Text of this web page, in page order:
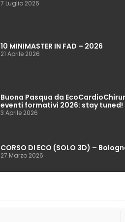
7 Luglio 2026
10 MINIMASTER IN FAD – 2026
21 Aprile 2026
Buona Pasqua da
eventi formativi 2026: stay tuned!
3 Aprile 2026
CORSO DI ECO (SOLO 3D) –
27 Marzo 2026